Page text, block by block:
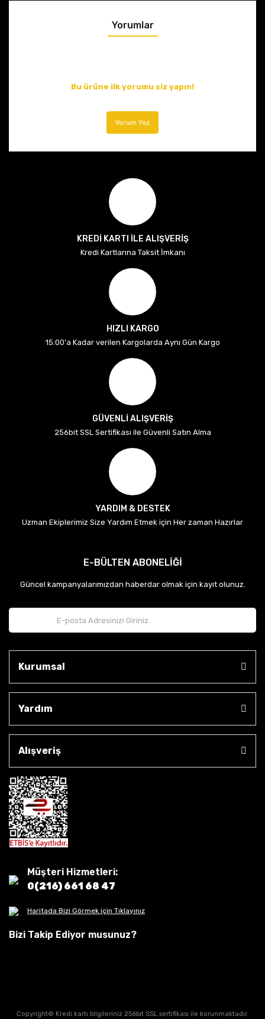
Yorumlar
Bu ürüne ilk yorumu siz yapın!
Yorum Yaz
KREDİ KARTI İLE ALIŞVERİŞ
Kredi Kartlarına Taksit İmkanı
HIZLI KARGO
15:00'a Kadar verilen Kargolarda Aynı Gün Kargo
GÜVENLİ ALIŞVERİŞ
256bit SSL Sertifikası ile Güvenli Satın Alma
YARDIM & DESTEK
Uzman Ekiplerimiz Size Yardım Etmek için Her zaman Hazırlar
E-BÜLTEN ABONELİĞİ
Güncel kampanyalarımızdan haberdar olmak için kayıt olunuz.
Kurumsal
Yardım
Alışveriş
Müşteri Hizmetleri:
0(216) 661 68 47
Haritada Bizi Görmek için Tıklayınız
Bizi Takip Ediyor musunuz?
Copyright© Kredi kartı bilgileriniz 256bit SSL sertifikası ile korunmaktadır.